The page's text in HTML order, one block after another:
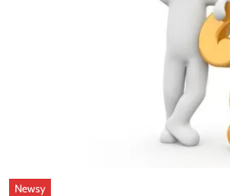
Newsy